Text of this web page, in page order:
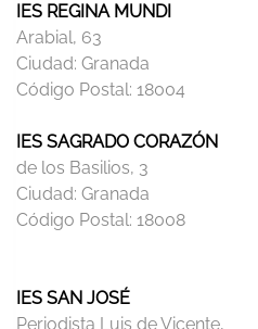
IES REGINA MUNDI
Arabial, 63
Ciudad: Granada
Código Postal: 18004
IES SAGRADO CORAZÓN
de los Basilios, 3
Ciudad: Granada
Código Postal: 18008
IES SAN JOSÉ
Periodista Luis de Vicente,